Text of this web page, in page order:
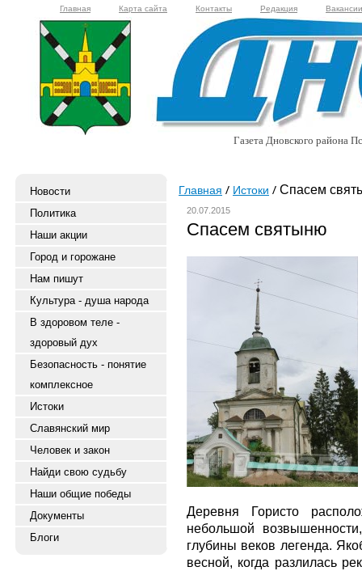
Главная Карта сайта Контакты Редакция Вакансии
Газета Дновского района
Новости
Политика
Наши акции
Город и горожане
Нам пишут
Культура - душа народа
В здоровом теле -
здоровый дух
Безопасность - понятие
комплексное
Истоки
Славянский мир
Человек и закон
Найди свою судьбу
Наши общие победы
Документы
Блоги
Главная Истоки Спасем
20.07.2015
Спасем святыню
Деревня Гористо
небольшой
глубины веков легенда.
весной, когда разлилась